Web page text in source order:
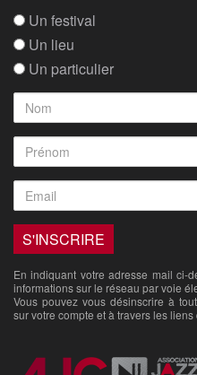
Un festival
Un lieu
Un particulier
En indiquant votre adresse mail ci-
informations sur le réseau par voie
Vous pouvez vous désinscrire à
sur votre compte et à travers les